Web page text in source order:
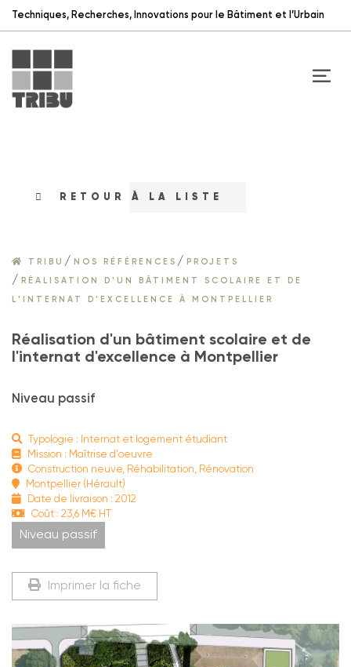
Techniques, Recherches, Innovations pour le Bâtiment et l’Urbain
RETOUR À LA LISTE
TRIBU / NOS RÉFÉRENCES / PROJETS
/ RÉALISATION D'UN BÂTIMENT SCOLAIRE ET DE
L'INTERNAT D'EXCELLENCE À MONTPELLIER
Réalisation d'un bâtiment scolaire et de
l'internat d'excellence à Montpellier
Niveau passif
Typologie : Internat et logement étudiant
Mission : Maîtrise d'oeuvre
Construction neuve, Réhabilitation, Rénovation
Montpellier (Hérault)
Date de livraison : 2012
Coût : 23,6 M€ HT
Niveau passif
Imprimer la fiche